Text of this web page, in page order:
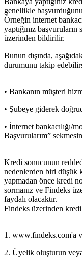
genellikle
Örneğin internet
yaptığınız
üzerinden bildirilir.
Bunun dışında,
durumunu takip
• Bankanın müşteri
• Şubeye giderek
• İnternet bankacılığı/
Başvurularım”
Kredi sonucunun
nedenlerden biri düşük
yapmadan önce kredi
sormanız ve Findeks
faydalı olacaktır.
Findeks üzerinden
1. www.findeks.com'a
2. Üyelik oluşturun